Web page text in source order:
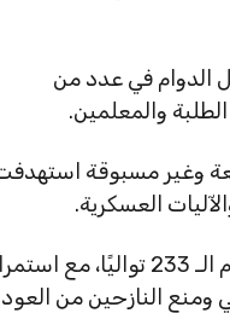
الدوام في عدد من
والمعلمين.
واسعة وغير مسبوقة
العسكرية.
وتواصل قوات الاحتلال عدوانها العسكري على جنين ومخيمها لليوم الـ 233 تواليًا، مع
ومنع النازحين من